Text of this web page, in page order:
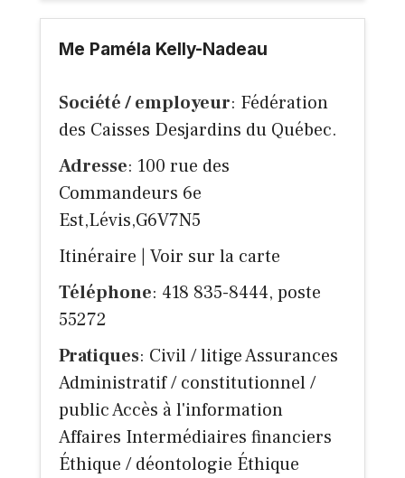
Me Paméla Kelly-Nadeau
Société / employeur: Fédération
des Caisses Desjardins du Québec.
Adresse: 100 rue des
Commandeurs 6e
Est,Lévis,G6V7N5
Itinéraire
Voir sur la carte
Téléphone: 418 835-8444, poste
55272
Pratiques: Civil / litige Assurances
Administratif / constitutionnel /
public Accès à l'information
Affaires Intermédiaires financiers
Éthique / déontologie Éthique